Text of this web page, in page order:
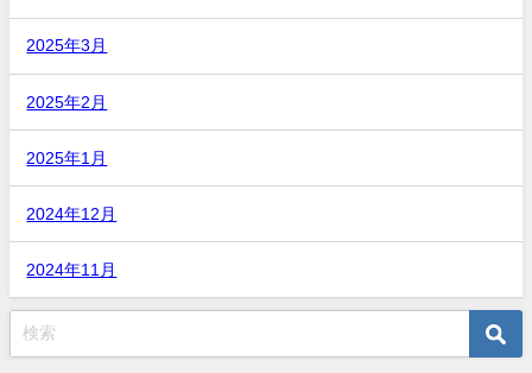
2025年3月
2025年2月
2025年1月
2024年12月
2024年11月